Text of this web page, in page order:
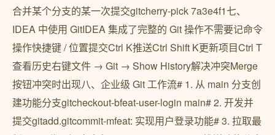
合并某个分支的某一次提交gitcherry-pick 7a3e4f1七、
IDEA 中使用 GitIDEA 集成了完整的 Git 操作不需要记命令
操作快捷键 / 位置提交Ctrl K推送Ctrl Shift K更新项目Ctrl T
查看历史右键文件 → Git → Show History解决冲突Merge
按钮冲突时出现八、企业级 Git 工作流# 1. 从 main 分支创
建功能分支gitcheckout-bfeat-user-login main# 2. 开发并
提交gitadd.gitcommit-mfeat: 实现用户登录功能# 3. 拉取最